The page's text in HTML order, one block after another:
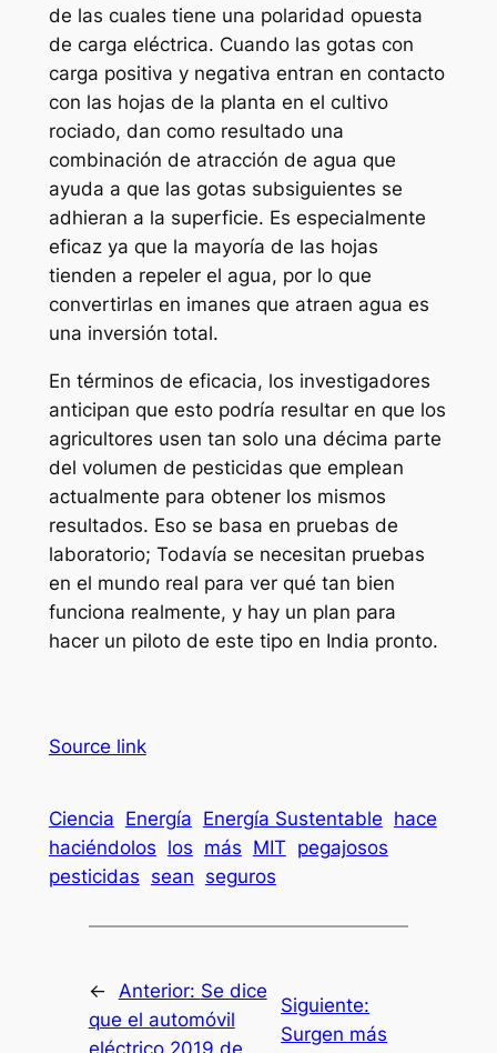
de las cuales tiene una polaridad opuesta
de carga eléctrica. Cuando las gotas con
carga positiva y negativa entran en contacto
con las hojas de la planta en el cultivo
rociado, dan como resultado una
combinación de atracción de agua que
ayuda a que las gotas subsiguientes se
adhieran a la superficie. Es especialmente
eficaz ya que la mayoría de las hojas
tienden a repeler el agua, por lo que
convertirlas en imanes que atraen agua es
una inversión total.
En términos de eficacia, los investigadores
anticipan que esto podría resultar en que los
agricultores usen tan solo una décima parte
del volumen de pesticidas que emplean
actualmente para obtener los mismos
resultados. Eso se basa en pruebas de
laboratorio; Todavía se necesitan pruebas
en el mundo real para ver qué tan bien
funciona realmente, y hay un plan para
hacer un piloto de este tipo en India pronto.
Source link
Ciencia Energía Energía Sustentable hace
haciéndolos los más MIT pegajosos
pesticidas sean seguros
← Anterior: Se dice
que el automóvil
Siguiente:
Surgen más